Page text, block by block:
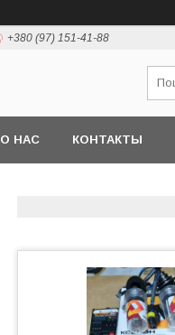
+380 (97) 151-41-88
О НАС КОНТАКТЫ